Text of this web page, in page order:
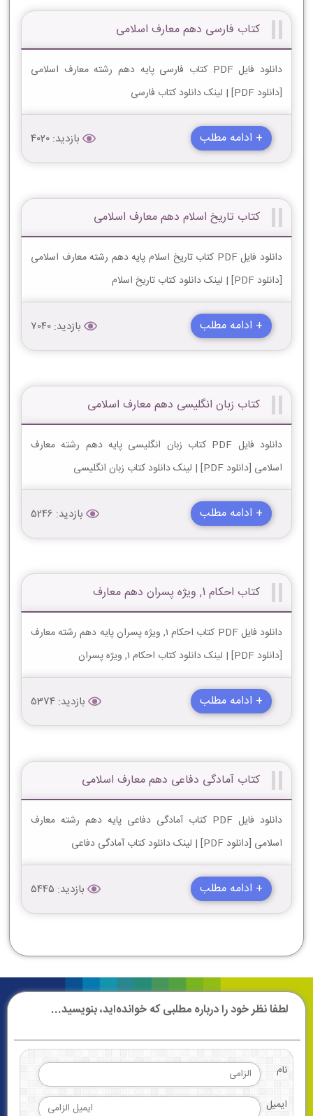
کتاب فارسی دهم معارف اسلامی
دانلود فایل PDF کتاب فارسی پایه دهم رشته معارف اسلامی
[دانلود PDF] | لینک دانلود کتاب فارسی
+ ادامه مطلب بازدید: 4020
کتاب تاریخ اسلام دهم معارف اسلامی
دانلود فایل PDF کتاب تاریخ اسلام پایه دهم رشته معارف اسلامی
[دانلود PDF] | لینک دانلود کتاب تاریخ اسلام
+ ادامه مطلب بازدید: 7040
کتاب زبان انگلیسی دهم معارف اسلامی
دانلود فایل PDF کتاب زبان انگلیسی پایه دهم رشته معارف
اسلامی [دانلود PDF] | لینک دانلود کتاب زبان انگلیسی
+ ادامه مطلب بازدید: 5246
کتاب احکام 1, ویژه پسران دهم معارف
دانلود فایل PDF کتاب احکام 1, ویژه پسران پایه دهم رشته معارف
[دانلود PDF] | لینک دانلود کتاب احکام 1, ویژه پسران
+ ادامه مطلب بازدید: 5374
کتاب آمادگی دفاعی دهم معارف اسلامی
دانلود فایل PDF کتاب آمادگی دفاعی پایه دهم رشته معارف
اسلامی [دانلود PDF] | لینک دانلود کتاب آمادگی دفاعی
+ ادامه مطلب بازدید: 5445
لطفا نظر خود را درباره مطلبی که خوانده‌اید، بنویسید...
نام
ایمیل